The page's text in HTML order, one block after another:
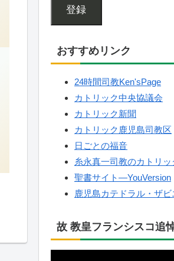
登録
おすすめリンク
24時間司教Ken'sPage
カトリック中央協議会
カトリック新聞
カトリック鹿児島司教区
日ごとの福音
糸永真一司教のカトリッ
聖書サイト—YouVersion
鹿児島カテドラル・ザビ
故 教皇フランシスコ追